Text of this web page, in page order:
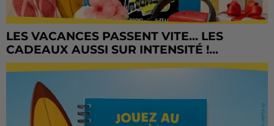
LES VACANCES PASSENT VITE... LES
CADEAUX AUSSI SUR INTENSITÉ !...